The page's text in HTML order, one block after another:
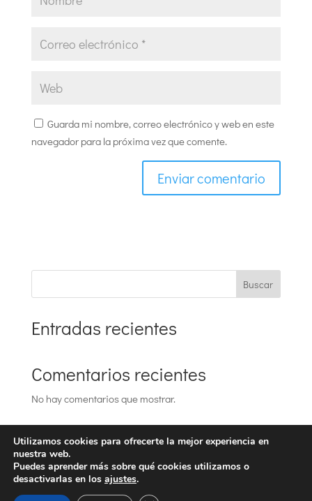
Guarda mi nombre, correo electrónico y web en este
navegador para la próxima vez que comente.
Buscar
Entradas recientes
Comentarios recientes
No hay comentarios que mostrar.
Utilizamos cookies para ofrecerte la mejor experiencia en
nuestra web.
Puedes aprender más sobre qué cookies utilizamos o
desactivarlas en los ajustes.